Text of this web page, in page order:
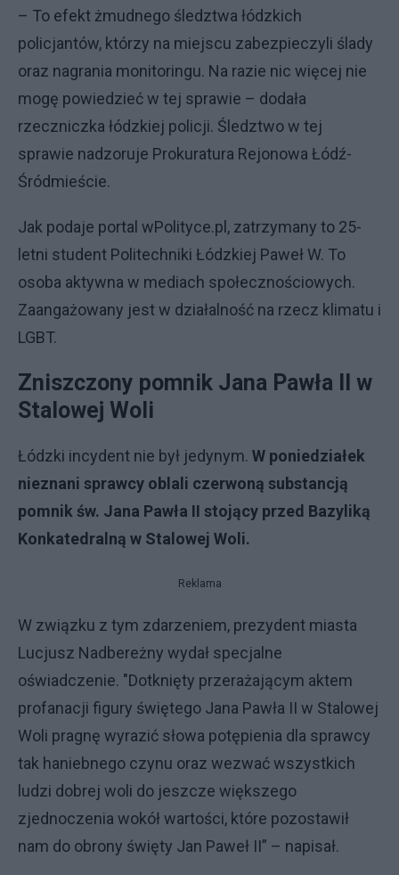
– To efekt żmudnego śledztwa łódzkich
policjantów, którzy na miejscu zabezpieczyli ślady
oraz nagrania monitoringu. Na razie nic więcej nie
mogę powiedzieć w tej sprawie – dodała
rzeczniczka łódzkiej policji. Śledztwo w tej
sprawie nadzoruje Prokuratura Rejonowa Łódź-
Śródmieście.
Jak podaje portal wPolityce.pl, zatrzymany to 25-
letni student Politechniki Łódzkiej Paweł W. To
osoba aktywna w mediach społecznościowych.
Zaangażowany jest w działalność na rzecz klimatu i
LGBT.
Zniszczony pomnik Jana Pawła II w
Stalowej Woli
Łódzki incydent nie był jedynym. W poniedziałek
nieznani sprawcy oblali czerwoną substancją
pomnik św. Jana Pawła II stojący przed Bazyliką
Konkatedralną w Stalowej Woli.
Reklama
W związku z tym zdarzeniem, prezydent miasta
Lucjusz Nadbereżny wydał specjalne
oświadczenie. "Dotknięty przerażającym aktem
profanacji figury świętego Jana Pawła II w Stalowej
Woli pragnę wyrazić słowa potępienia dla sprawcy
tak haniebnego czynu oraz wezwać wszystkich
ludzi dobrej woli do jeszcze większego
zjednoczenia wokół wartości, które pozostawił
nam do obrony święty Jan Paweł II” – napisał.